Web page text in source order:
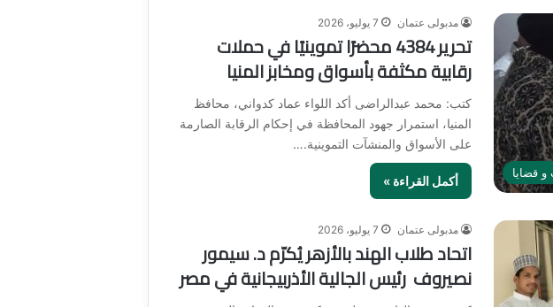
قضايا
مدبولى عتمان 7 يوليو، 2026
تحرير 4384 محضرًا تموينيًا في حملات
رقابية مكثفة بأسواق ومخابز المنيا
كتب: محمد عبدالراضى أكد اللواء عماد كدواني، محافظ
المنيا، استمرار جهود المحافظة في إحكام الرقابة الصارمة
على الأسواق والمنشآت التموينية.…
أكمل القراءة »
مدبولى عتمان 7 يوليو، 2026
اتحاد طلاب الهند بالأزهر يُكرّم د. سيمور
نصيروف رئيس الجالية الأذربيجانية في مصر